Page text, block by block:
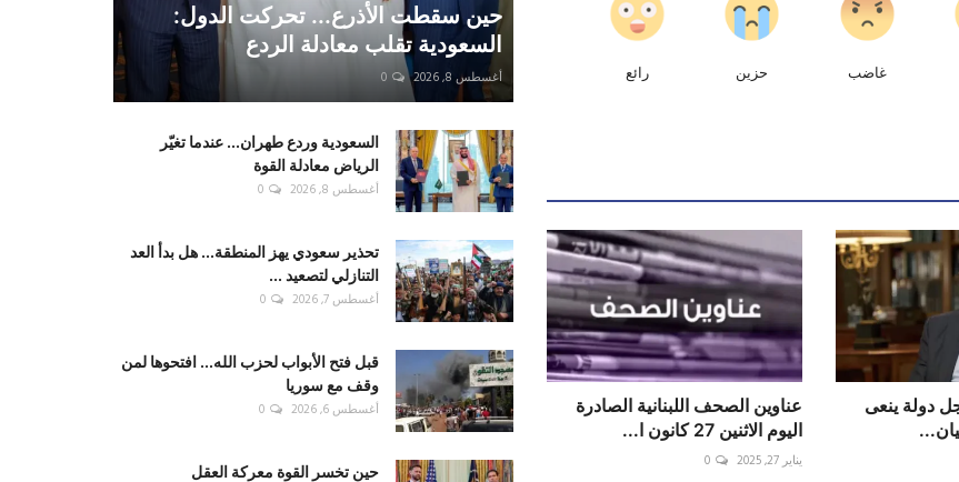
غاضب حزين رائع
دولة ينعى
عناوين الصحف اللبنانية الصادرة
اليوم الاثنين 27 كانون ا...
يناير 27, 2025 0
حين سقطت الأذرع... تحركت الدول:
السعودية تقلب معادلة الردع
أغسطس 8, 2026 0
السعودية وردع طهران... عندما تغيّر
الرياض معادلة القوة
أغسطس 8, 2026 0
تحذير سعودي يهز المنطقة... هل بدأ العد
التنازلي لتصعيد ...
أغسطس 7, 2026 0
قبل فتح الأبواب لحزب الله... افتحوها لمن
وقف مع سوريا
أغسطس 6, 2026 0
حين تخسر القوة معركة العقل